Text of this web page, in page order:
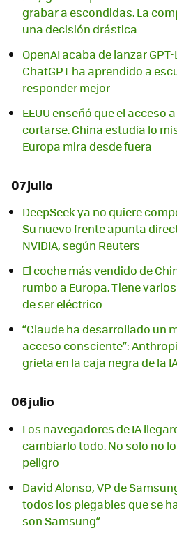
grabar a escondidas. La
una decisión drástica
OpenAI acaba de lanzar
ChatGPT ha aprendido a
responder mejor
EEUU enseñó que el acceso
cortarse. China estudia lo
Europa mira desde fuera
07 julio
DeepSeek ya no quiere
Su nuevo frente apunta
NVIDIA, según Reuters
El coche más vendido de
rumbo a Europa. Tiene
de ser eléctrico
“Claude ha desarrollado un
acceso consciente”:
grieta en la caja negra de la
06 julio
Los navegadores de IA
cambiarlo todo. No solo no
peligro
David Alonso, VP de
todos los plegables que se
son Samsung”